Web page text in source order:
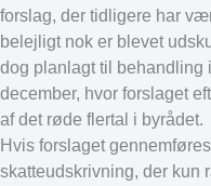
forslag, der tidligere har
belejligt nok er blevet
dog planlagt til behandling
december, hvor forslaget
af det røde flertal i byrådet.
Hvis forslaget
skatteudskrivning, der kun